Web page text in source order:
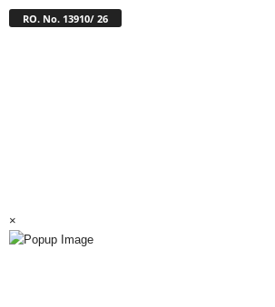
RO. No. 13910/ 26
×